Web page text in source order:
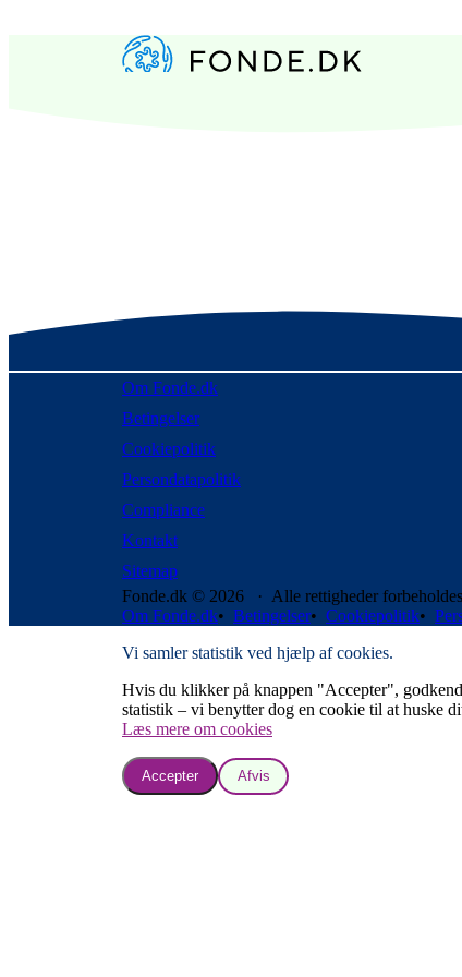
Om Fonde.dk
Betingelser
Cookiepolitik
Persondatapolitik
Compliance
Kontakt
Sitemap
Fonde.dk © 2026 · Alle rettigheder forbeholdes
Om Fonde.dk• Betingelser• Cookiepolitik•
Vi samler statistik ved hjælp af cookies.
Hvis du klikker på knappen "Accepter",
statistik – vi benytter dog en cookie til at huske
Læs mere om cookies
Accepter Afvis